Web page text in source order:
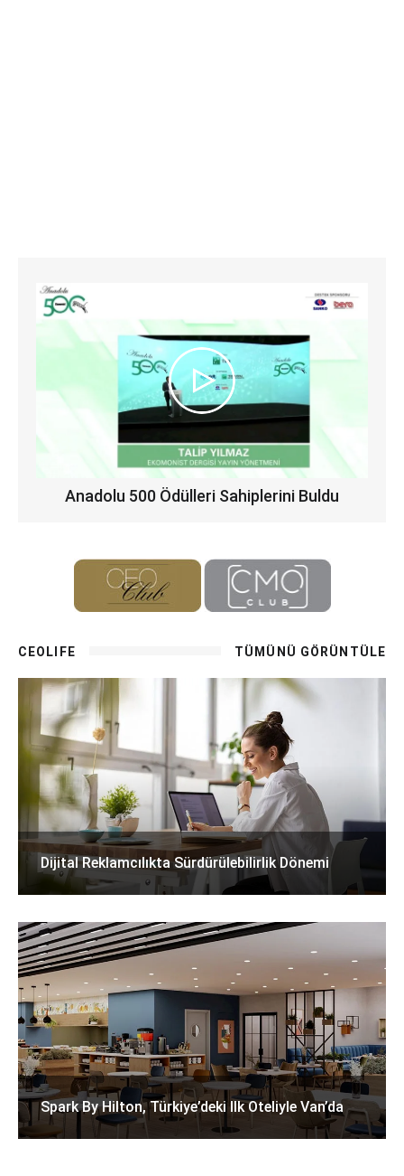
Anadolu 500 Ödülleri Sahiplerini Buldu
CEOLIFE TÜMÜNÜ GÖRÜNTÜLE
Dijital Reklamcılıkta Sürdürülebilirlik Dönemi
Spark By Hilton, Türkiye’deki Ilk Oteliyle Van’da